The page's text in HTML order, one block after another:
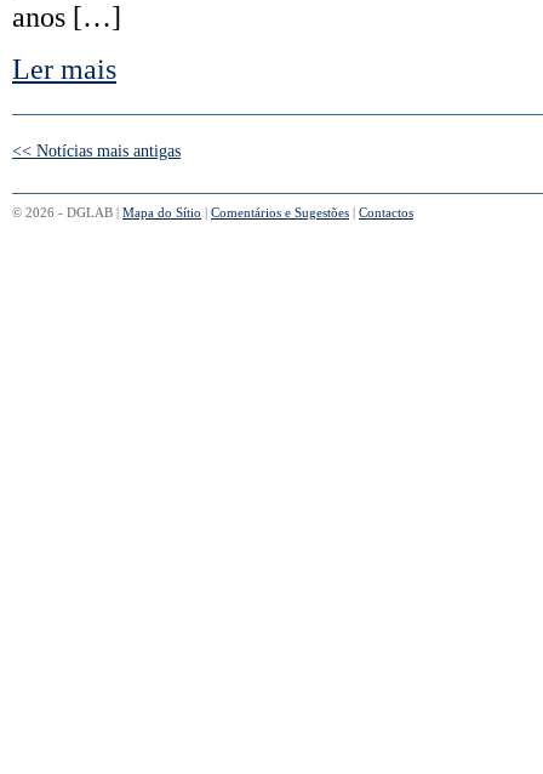
anos […]
Ler mais
<< Notícias mais antigas
© 2026 - DGLAB | Mapa do Sítio | Comentários e Sugestões | Contactos